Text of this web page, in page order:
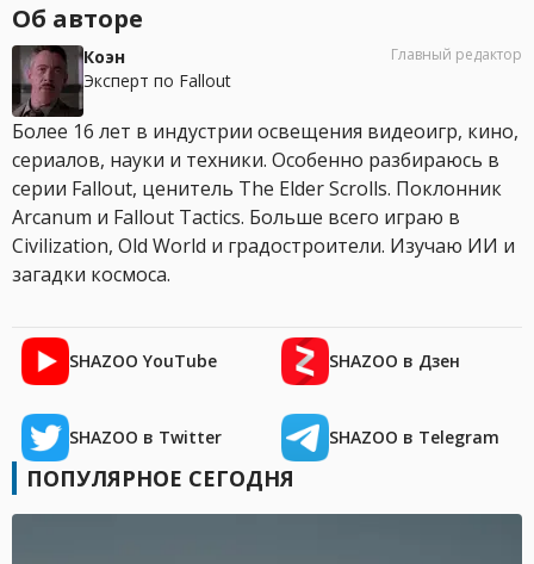
Об авторе
Коэн
Эксперт по Fallout
Главный редактор
Более 16 лет в индустрии освещения видеоигр, кино,
сериалов, науки и техники. Особенно разбираюсь в
серии Fallout, ценитель The Elder Scrolls. Поклонник
Arcanum и Fallout Tactics. Больше всего играю в
Civilization, Old World и градостроители. Изучаю ИИ и
загадки космоса.
SHAZOO YouTube SHAZOO в Дзен
SHAZOO в Twitter SHAZOO в Telegram
ПОПУЛЯРНОЕ СЕГОДНЯ